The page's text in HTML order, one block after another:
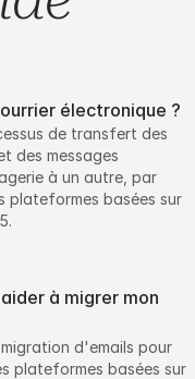
électronique ?
de transfert des
des messages
à un autre, par
plateformes basées sur
à migrer mon
d'emails pour
plateformes basées sur